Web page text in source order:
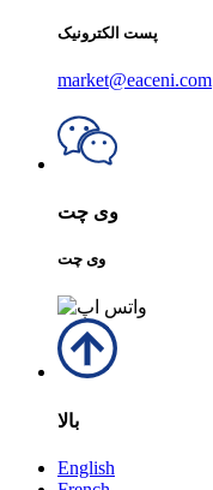
پست الکترونیک
market@eaceni.com
وی چت
وی چت
بالا
English